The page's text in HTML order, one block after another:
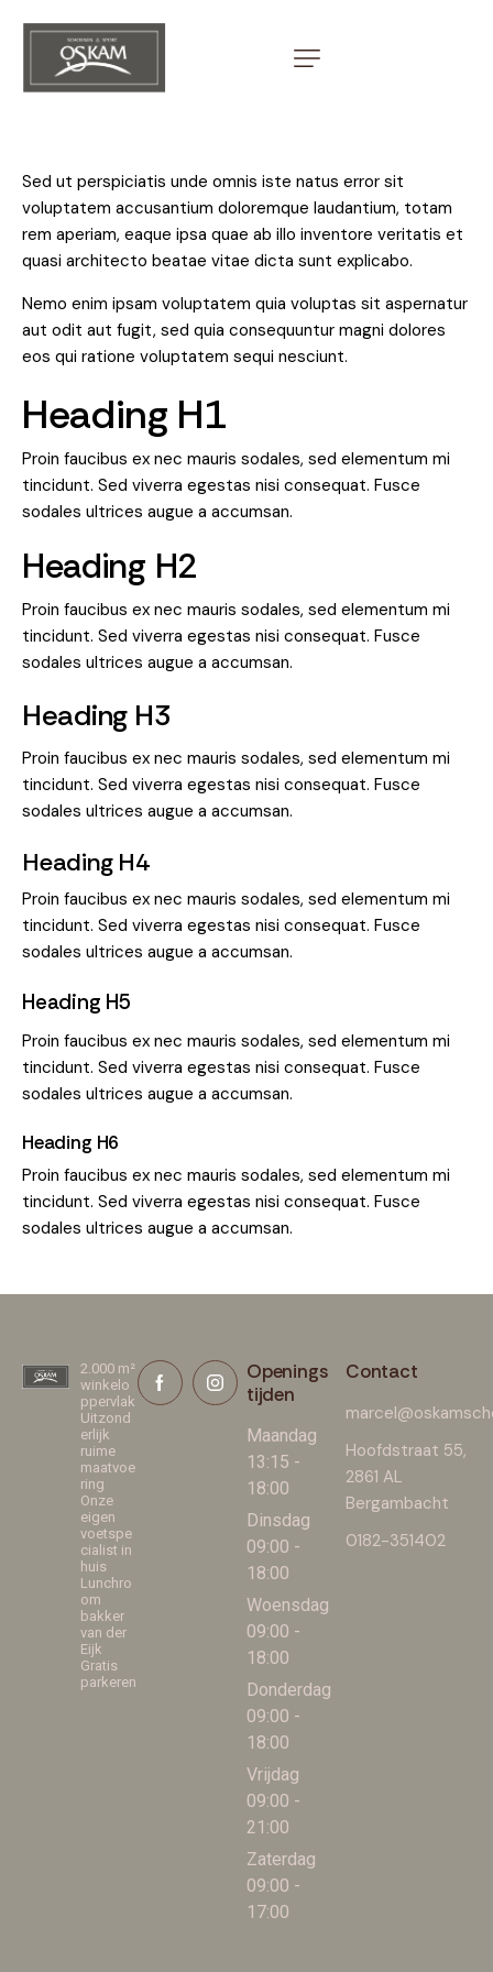
Sed ut perspiciatis unde omnis iste natus error sit
voluptatem accusantium doloremque laudantium, totam
rem aperiam, eaque ipsa quae ab illo inventore veritatis et
quasi architecto beatae vitae dicta sunt explicabo.
Nemo enim ipsam voluptatem quia voluptas sit aspernatur
aut odit aut fugit, sed quia consequuntur magni dolores
eos qui ratione voluptatem sequi nesciunt.
Heading H1
Proin faucibus ex nec mauris sodales, sed elementum mi
tincidunt. Sed viverra egestas nisi consequat. Fusce
sodales ultrices augue a accumsan.
Heading H2
Proin faucibus ex nec mauris sodales, sed elementum mi
tincidunt. Sed viverra egestas nisi consequat. Fusce
sodales ultrices augue a accumsan.
Heading H3
Proin faucibus ex nec mauris sodales, sed elementum mi
tincidunt. Sed viverra egestas nisi consequat. Fusce
sodales ultrices augue a accumsan.
Heading H4
Proin faucibus ex nec mauris sodales, sed elementum mi
tincidunt. Sed viverra egestas nisi consequat. Fusce
sodales ultrices augue a accumsan.
Heading H5
Proin faucibus ex nec mauris sodales, sed elementum mi
tincidunt. Sed viverra egestas nisi consequat. Fusce
sodales ultrices augue a accumsan.
Heading H6
Proin faucibus ex nec mauris sodales, sed elementum mi
tincidunt. Sed viverra egestas nisi consequat. Fusce
sodales ultrices augue a accumsan.
2.000 m²
winkelo
ppervlak
Uitzond
erlijk
ruime
maatvoe
ring
Onze
eigen
voetspe
cialist in
huis
Lunchro
om
bakker
van der
Eijk
Gratis
parkeren
Openings
tijden
Maandag
13:15 -
18:00
Dinsdag
09:00 -
18:00
Woensdag
09:00 -
18:00
Donderdag
09:00 -
18:00
Vrijdag
09:00 -
21:00
Zaterdag
09:00 -
17:00
Contact
Hoofdstraat 55,
2861 AL
Bergambacht
0182-351402